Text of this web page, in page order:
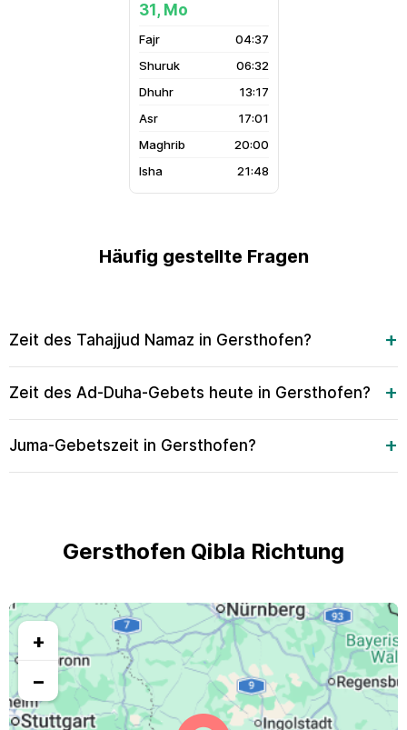
31, Mo
04:37
06:32
13:17
17:01
20:00
21:48
Häufig gestellte Fragen
Zeit des Tahajjud Namaz in Gersthofen?
Zeit des Ad-Duha-Gebets heute in Gersthofen?
Juma-Gebetszeit in Gersthofen?
Gersthofen Qibla Richtung
+
−